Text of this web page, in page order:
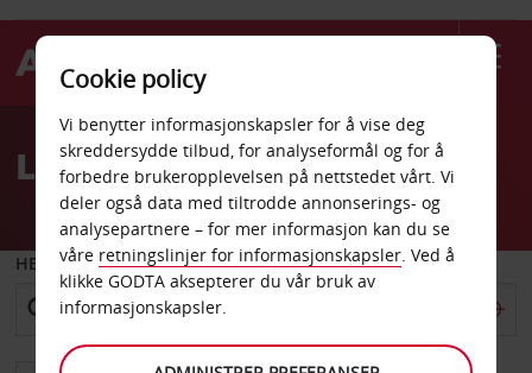
Welcome
AvisLeiebil Fayetteville
HENT FRA
Cookie policy
Vi benytter informasjonskapsler for å vise deg
skreddersydde tilbud, for analyseformål og for å
forbedre brukeropplevelsen på nettstedet vårt. Vi
deler også data med tiltrodde annonserings- og
analysepartnere – for mer informasjon kan du se
våre retningslinjer for informasjonskapsler. Ved å
klikke GODTA aksepterer du vår bruk av
informasjonskapsler.